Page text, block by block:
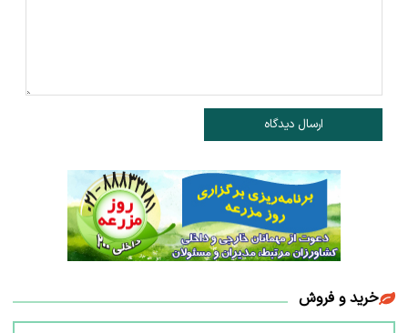
ارسال دیدگاه
خرید و فروش